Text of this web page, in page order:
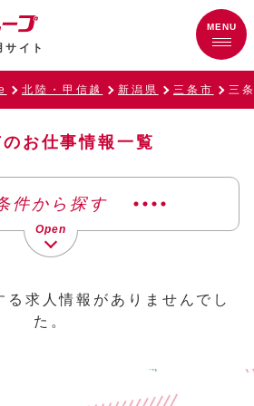
イト
北陸・甲信越 新潟県 三条市 三
お仕事情報一覧
件から探す
る求人情報がありませんでし
た。